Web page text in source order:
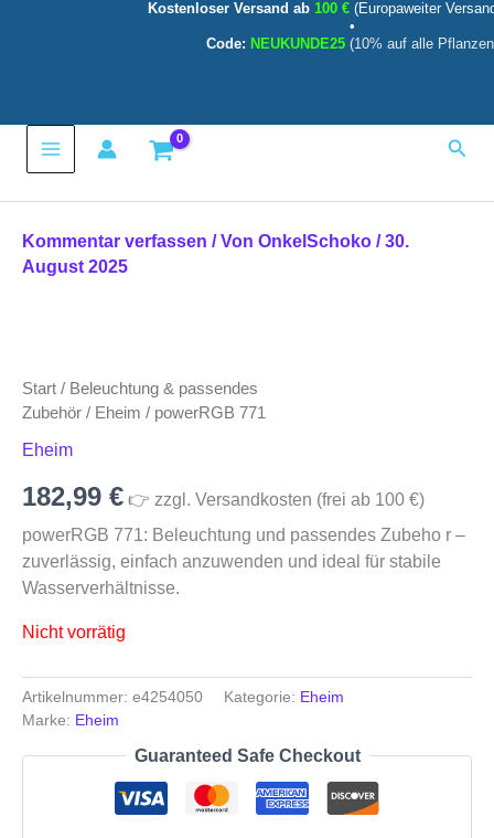
Kostenloser Versand ab 100 € (Europaweiter
•
Code: NEUKUNDE25 (10% auf alle
Main
Kommentar verfassen / Von OnkelSchoko /30.
August 2025
Start / Beleuchtung & passendes
Zubehör / Eheim / powerRGB 771
Eheim
182,99 € 👉 zzgl. Versandkosten (frei ab 100 €)
powerRGB 771: Beleuchtung und passendes Zubeho r –
zuverlässig, einfach anzuwenden und ideal für stabile
Wasserverhältnisse.
Nicht vorrätig
Artikelnummer: e4254050 Kategorie: Eheim
Marke: Eheim
Guaranteed Safe Checkout